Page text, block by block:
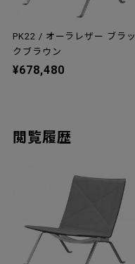
PK22 / オーラレザー ブラッ
クブラウン
¥678,480
閲覧履歴